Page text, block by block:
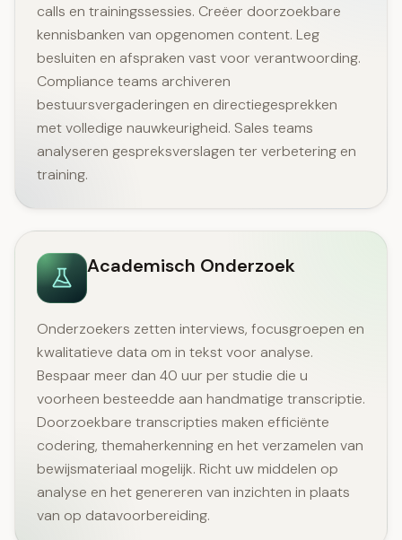
calls en trainingssessies. Creëer doorzoekbare
kennisbanken van opgenomen content. Leg
besluiten en afspraken vast voor verantwoording.
Compliance teams archiveren
bestuursvergaderingen en directiegesprekken
met volledige nauwkeurigheid. Sales teams
analyseren gespreksverslagen ter verbetering en
training.
Academisch Onderzoek
Onderzoekers zetten interviews, focusgroepen en
kwalitatieve data om in tekst voor analyse.
Bespaar meer dan 40 uur per studie die u
voorheen besteedde aan handmatige transcriptie.
Doorzoekbare transcripties maken efficiënte
codering, themaherkenning en het verzamelen van
bewijsmateriaal mogelijk. Richt uw middelen op
analyse en het genereren van inzichten in plaats
van op datavoorbereiding.